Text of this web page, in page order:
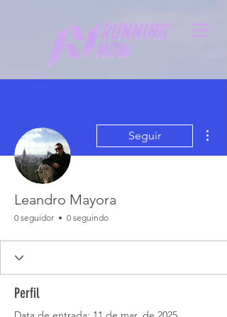
Seguir
Leandro Mayora
0 seguidor 0 seguindo
Perfil